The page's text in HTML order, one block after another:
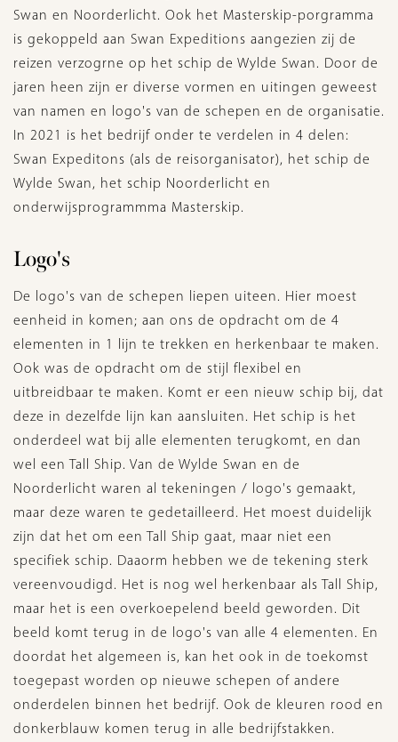
Swan en Noorderlicht. Ook het Masterskip-porgramma
is gekoppeld aan Swan Expeditions aangezien zij de
reizen verzogrne op het schip de Wylde Swan. Door de
jaren heen zijn er diverse vormen en uitingen geweest
van namen en logo's van de schepen en de organisatie.
In 2021 is het bedrijf onder te verdelen in 4 delen:
Swan Expeditons (als de reisorganisator), het schip de
Wylde Swan, het schip Noorderlicht en
onderwijsprogrammma Masterskip.
Logo's
De logo's van de schepen liepen uiteen. Hier moest
eenheid in komen; aan ons de opdracht om de 4
elementen in 1 lijn te trekken en herkenbaar te maken.
Ook was de opdracht om de stijl flexibel en
uitbreidbaar te maken. Komt er een nieuw schip bij, dat
deze in dezelfde lijn kan aansluiten. Het schip is het
onderdeel wat bij alle elementen terugkomt, en dan
wel een Tall Ship. Van de Wylde Swan en de
Noorderlicht waren al tekeningen / logo's gemaakt,
maar deze waren te gedetailleerd. Het moest duidelijk
zijn dat het om een Tall Ship gaat, maar niet een
specifiek schip. Daaorm hebben we de tekening sterk
vereenvoudigd. Het is nog wel herkenbaar als Tall Ship,
maar het is een overkoepelend beeld geworden. Dit
beeld komt terug in de logo's van alle 4 elementen. En
doordat het algemeen is, kan het ook in de toekomst
toegepast worden op nieuwe schepen of andere
onderdelen binnen het bedrijf. Ook de kleuren rood en
donkerblauw komen terug in alle bedrijfstakken.